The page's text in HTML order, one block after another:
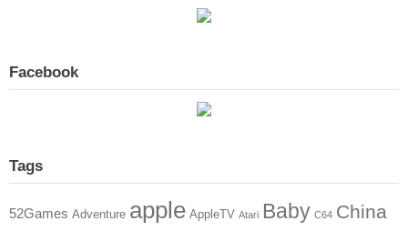
Facebook
Tags
52Games Adventure apple AppleTV Atari Baby C64 China